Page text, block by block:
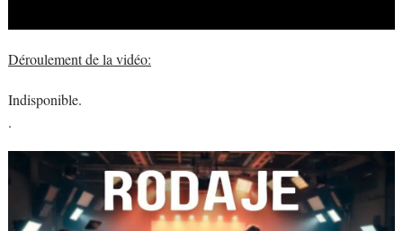
Déroulement de la vidéo:
Indisponible.
.